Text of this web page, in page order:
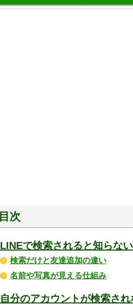
目次
LINEで検索されると知らな
検索だけと友達追加の違い
名前や写真が見える仕組み
自分のアカウントが検索さ